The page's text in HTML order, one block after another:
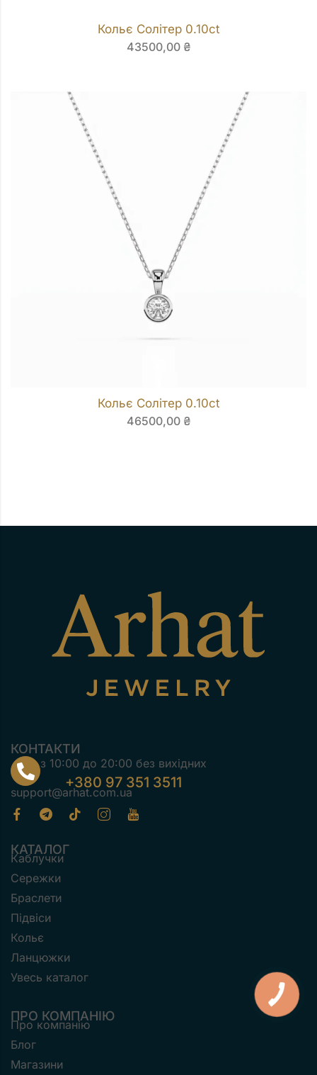
Кольє Солітер 0.10ct
43500,00 ₴
Кольє Солітер 0.10ct
46500,00 ₴
КОНТАКТИ
з 10:00 до 20:00 без вихідних
+380 97 351 3511
support@arhat.com.ua
КАТАЛОГ
Каблучки
Сережки
Браслети
Підвіси
Кольє
Ланцюжки
Увесь каталог
ПРО КОМПАНІЮ
Про компанію
Блог
Магазини